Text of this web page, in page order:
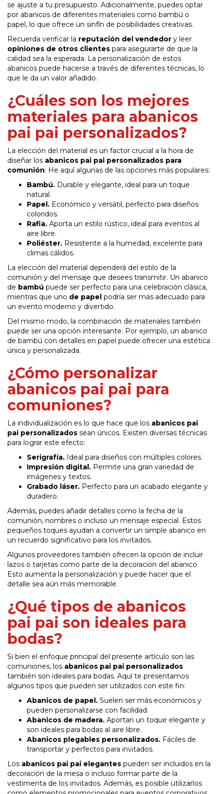
se ajuste a tu presupuesto. Adicionalmente, puedes optar
por abanicos de diferentes materiales como bambú o
papel, lo que ofrece un sinfín de posibilidades creativas.
Recuerda verificar la reputación del vendedor y leer
opiniones de otros clientes para asegurarte de que la
calidad sea la esperada. La personalización de estos
abanicos puede hacerse a través de diferentes técnicas, lo
que le da un valor añadido.
¿Cuáles son los mejores
materiales para abanicos
pai pai personalizados?
La elección del material es un factor crucial a la hora de
diseñar los abanicos pai pai personalizados para
comunión. He aquí algunas de las opciones más populares:
Bambú. Durable y elegante, ideal para un toque
natural.
Papel. Económico y versátil, perfecto para diseños
coloridos.
Rafia. Aporta un estilo rústico, ideal para eventos al
aire libre.
Poliéster. Resistente a la humedad, excelente para
climas cálidos.
La elección del material dependerá del estilo de la
comunión y del mensaje que desees transmitir. Un abanico
de bambú puede ser perfecto para una celebración clásica,
mientras que uno de papel podría ser más adecuado para
un evento moderno y divertido.
Del mismo modo, la combinación de materiales también
puede ser una opción interesante. Por ejemplo, un abanico
de bambú con detalles en papel puede ofrecer una estética
única y personalizada.
¿Cómo personalizar
abanicos pai pai para
comuniones?
La individualización es lo que hace que los abanicos pai
pai personalizados sean únicos. Existen diversas técnicas
para lograr este efecto:
Serigrafía. Ideal para diseños con múltiples colores.
Impresión digital. Permite una gran variedad de
imágenes y textos.
Grabado láser. Perfecto para un acabado elegante y
duradero.
Además, puedes añadir detalles como la fecha de la
comunión, nombres o incluso un mensaje especial. Estos
pequeños toques ayudan a convertir un simple abanico en
un recuerdo significativo para los invitados.
Algunos proveedores también ofrecen la opción de incluir
lazos o tarjetas como parte de la decoración del abanico.
Esto aumenta la personalización y puede hacer que el
detalle sea aún más memorable.
¿Qué tipos de abanicos
pai pai son ideales para
bodas?
Si bien el enfoque principal del presente artículo son las
comuniones, los abanicos pai pai personalizados
también son ideales para bodas. Aquí te presentamos
algunos tipos que pueden ser utilizados con este fin:
Abanicos de papel. Suelen ser más económicos y
pueden personalizarse con facilidad.
Abanicos de madera. Aportan un toque elegante y
son ideales para bodas al aire libre.
Abanicos plegables personalizados. Fáciles de
transportar y perfectos para invitados.
Los abanicos pai pai elegantes pueden ser incluidos en la
decoración de la mesa o incluso formar parte de la
vestimenta de los invitados. Además, es posible utilizarlos